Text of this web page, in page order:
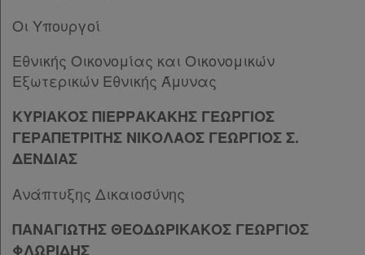
Απόκτηση
Συνδρομής
Ατομική
συνδρομή
Ομαδικά
πακέτα
Παροχές
Οι Υπουργοί
Εθνικής Οικονομίας και Οικονομικών
Εξωτερικών Εθνικής Άμυνας
ΚΥΡΙΑΚΟΣ ΠΙΕΡΡΑΚΑΚΗΣ ΓΕΩΡΓΙΟΣ
ΓΕΡΑΠΕΤΡΙΤΗΣ ΝΙΚΟΛΑΟΣ ΓΕΩΡΓΙΟΣ Σ.
ΔΕΝΔΙΑΣ
Ανάπτυξης Δικαιοσύνης
ΠΑΝΑΓΙΩΤΗΣ ΘΕΟΔΩΡΙΚΑΚΟΣ ΓΕΩΡΓΙΟΣ
ΦΛΩΡΙΔΗΣ